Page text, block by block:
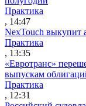
Практика
, 14:47
NexTouch выкупит
Практика
, 13:35
«Евротранс»
выпускам
Практика
, 12:31